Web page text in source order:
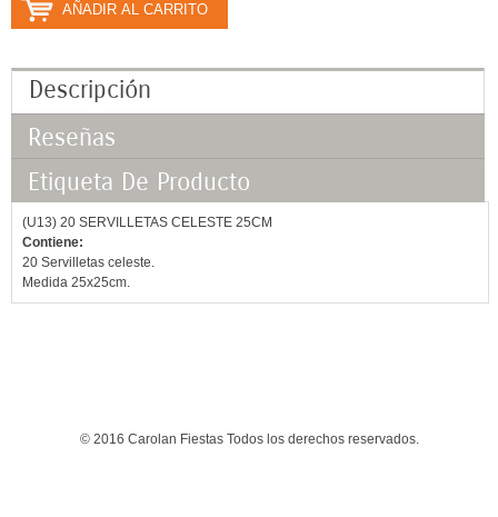
AÑADIR AL CARRITO
Descripción
Reseñas
Etiqueta De Producto
(U13) 20 SERVILLETAS CELESTE 25CM
Contiene:
20 Servilletas celeste.
Medida 25x25cm.
© 2016 Carolan Fiestas Todos los derechos reservados.